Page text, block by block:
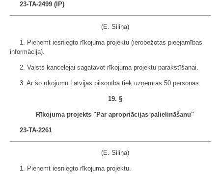
23-TA-2499 (IP)
(E. Siliņa)
1. Pieņemt iesniegto rīkojuma projektu (ierobežotas pieejamības
informācija).
2. Valsts kancelejai sagatavot rīkojuma projektu parakstīšanai.
3. Ar šo rīkojumu Latvijas pilsonībā tiek uzņemtas 50 personas.
19. §
Rīkojuma projekts "Par apropriācijas palielināšanu"
23-TA-2261
(E. Siliņa)
1. Pieņemt iesniegto rīkojuma projektu.